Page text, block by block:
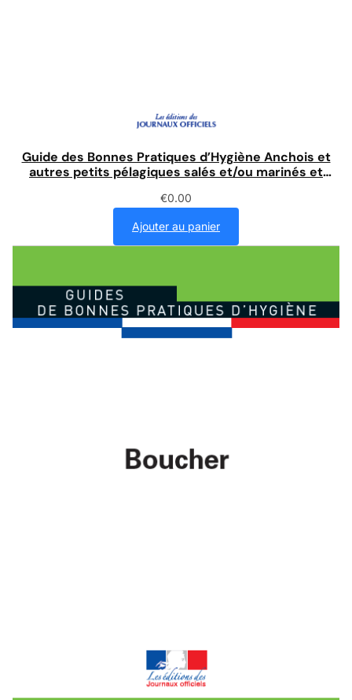
Guide des Bonnes Pratiques d’Hygiène Anchois et
autres petits pélagiques salés et/ou marinés et
€0.00
Ajouter au panier